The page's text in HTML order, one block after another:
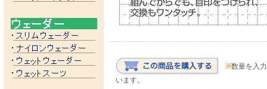
※数量を入
います。